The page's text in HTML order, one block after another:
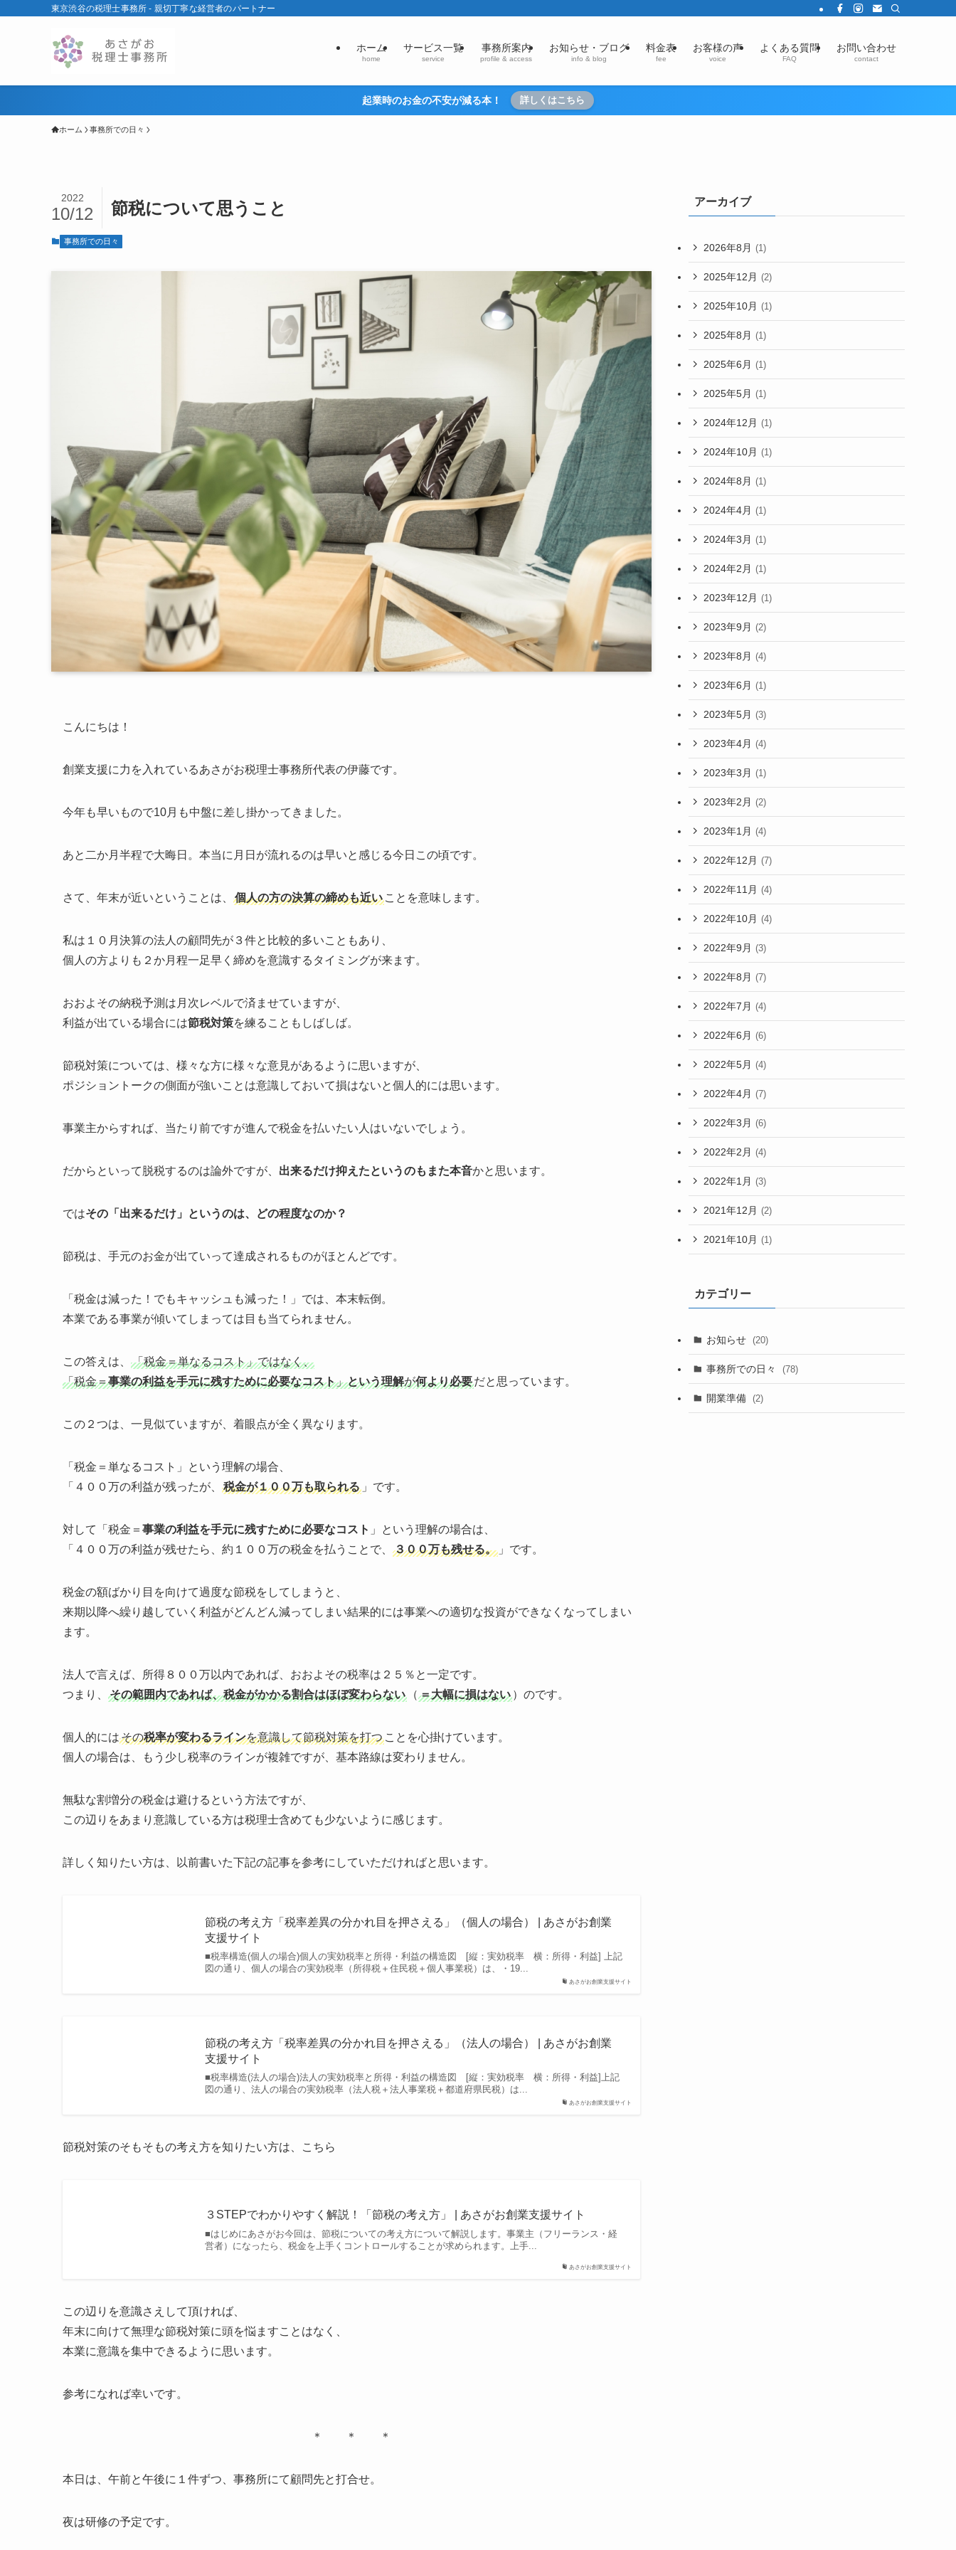
東京渋谷の税理士事務所 - 親切丁寧な経営者のパートナー
ホーム
home
サービス一覧
service
事務所案内
profile & access
お知らせ・ブログ
info & blog
料金表
fee
お客様の声
voice
よくある質問
FAQ
お問い合わせ
contact
起業時のお金の不安が減る本！ 詳しくはこちら
ホーム 事務所での日々
節税について思うこと
2022
10/12
事務所での日々
こんにちは！
創業支援に力を入れているあさがお税理士事務所代表の伊藤です。
今年も早いもので10月も中盤に差し掛かってきました。
あと二か月半程で大晦日。本当に月日が流れるのは早いと感じる今日この頃です。
さて、年末が近いということは、 個人の方の決算の締めも近い ことを意味します。
私は１０月決算の法人の顧問先が３件と比較的多いこともあり、
個人の方よりも２か月程一足早く締めを意識するタイミングが来ます。
おおよその納税予測は月次レベルで済ませていますが、
利益が出ている場合には節税対策を練ることもしばしば。
節税対策については、様々な方に様々な意見があるように思いますが、
ポジショントークの側面が強いことは意識しておいて損はないと個人的には思います。
事業主からすれば、当たり前ですが進んで税金を払いたい人はいないでしょう。
だからといって脱税するのは論外ですが、 出来るだけ抑えたというのもまた本音かと思います。
ではその「出来るだけ」というのは、どの程度なのか？
節税は、手元のお金が出ていって達成されるものがほとんどです。
「税金は減った！でもキャッシュも減った！」では、本末転倒。
本業である事業が傾いてしまっては目も当てられません。
この答えは、
「税金＝単なるコスト」ではなく、
「税金＝事業の利益を手元に残すために必要なコスト」という理解が何より必要だと思っています。
この２つは、一見似ていますが、着眼点が全く異なります。
「税金＝単なるコスト」という理解の場合、
「４００万の利益が残ったが、
税金が１００万も取られる 」です。
対して「税金＝ 事業の利益を手元に残すために必要なコスト 」という理解の場合は、
「４００万の利益が残せたら、約１００万の税金を払うことで、
３００万も残せる。 」です。
税金の額ばかり目を向けて過度な節税をしてしまうと、
来期以降へ繰り越していく利益がどんどん減ってしまい結果的には事業への適切な投資ができなくなってしまい
ます。
法人で言えば、所得８００万以内であれば、おおよその税率は２５％と一定です。
つまり、
その範囲内であれば、税金がかかる割合はほぼ変わらない （ ＝大幅に損はない ）のです。
個人的には その税率が変わるラインを意識して節税対策を打つ ことを心掛けています。
個人の場合は、もう少し税率のラインが複雑ですが、基本路線は変わりません。
無駄な割増分の税金は避けるという方法ですが、
この辺りをあまり意識している方は税理士含めても少ないように感じます。
詳しく知りたい方は、以前書いた下記の記事を参考にしていただければと思います。
あさがお創業支援サイト
節税の考え方「税率差異の分かれ目を押さえる」（個人の場合） | あさがお創業
支援サイト
■税率構造(個人の場合)個人の実効税率と所得・利益の構造図 [縦：実効税率 横：所得・利益] 上記
図の通り、個人の場合の実効税率（所得税＋住民税＋個人事業税）は、・19...
あさがお創業支援サイト
節税の考え方「税率差異の分かれ目を押さえる」（法人の場合） | あさがお創業
支援サイト
■税率構造(法人の場合)法人の実効税率と所得・利益の構造図 [縦：実効税率 横：所得・利益]上記
図の通り、法人の場合の実効税率（法人税＋法人事業税＋都道府県民税）は...
節税対策のそもそもの考え方を知りたい方は、こちら
あさがお創業支援サイト
３STEPでわかりやすく解説！「節税の考え方」 | あさがお創業支援サイト
■はじめにあさがお今回は、節税についての考え方について解説します。事業主（フリーランス・経
営者）になったら、税金を上手くコントロールすることが求められます。上手...
この辺りを意識さえして頂ければ、
年末に向けて無理な節税対策に頭を悩ますことはなく、
本業に意識を集中できるように思います。
参考になれば幸いです。
＊ ＊ ＊
本日は、午前と午後に１件ずつ、事務所にて顧問先と打合せ。
夜は研修の予定です。
アーカイブ
2026年8月 (1)
2025年12月 (2)
2025年10月 (1)
2025年8月 (1)
2025年6月 (1)
2025年5月 (1)
2024年12月 (1)
2024年10月 (1)
2024年8月 (1)
2024年4月 (1)
2024年3月 (1)
2024年2月 (1)
2023年12月 (1)
2023年9月 (2)
2023年8月 (4)
2023年6月 (1)
2023年5月 (3)
2023年4月 (4)
2023年3月 (1)
2023年2月 (2)
2023年1月 (4)
2022年12月 (7)
2022年11月 (4)
2022年10月 (4)
2022年9月 (3)
2022年8月 (7)
2022年7月 (4)
2022年6月 (6)
2022年5月 (4)
2022年4月 (7)
2022年3月 (6)
2022年2月 (4)
2022年1月 (3)
2021年12月 (2)
2021年10月 (1)
カテゴリー
お知らせ (20)
事務所での日々 (78)
開業準備 (2)